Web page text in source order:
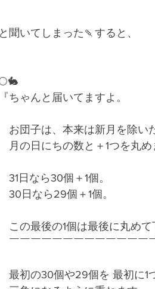
と聞いてしまった🍡すると、
『ちゃんと届いてますよ。
お団子は、本来は新月を除い
月の日にちの数と＋1つを丸め
31日なら30個＋1個。
30日なら29個＋1個。
この最後の1個は最後に丸めて
￣￣￣￣￣￣￣￣￣￣￣￣￣
最初の30個や29個を 最初に1